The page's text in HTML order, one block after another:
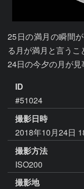
25日の満月の瞬間
る月が満月と言う
24日の今夕の月が
ID
#51024
撮影日時
2018年10月24日
撮影方法
ISO200
撮影地